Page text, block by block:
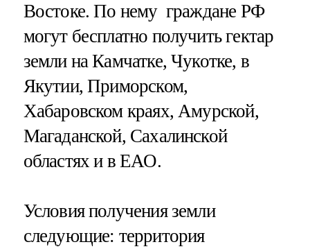
Востоке. По нему граждане РФ
могут бесплатно получить гектар
земли на Камчатке, Чукотке, в
Якутии, Приморском,
Хабаровском краях, Амурской,
Магаданской, Сахалинской
областях и в ЕАО.
Условия получения земли
следующие: территория